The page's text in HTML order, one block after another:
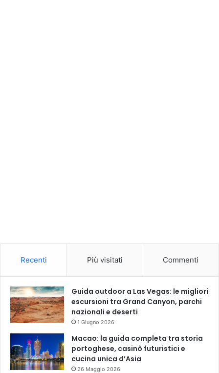
Recenti Più visitati Commenti
Guida outdoor a Las Vegas: le migliori
escursioni tra Grand Canyon, parchi
nazionali e deserti
1 Giugno 2026
Macao: la guida completa tra storia
portoghese, casinò futuristici e
cucina unica d’Asia
26 Maggio 2026